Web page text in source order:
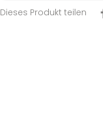
Dieses Produkt teilen